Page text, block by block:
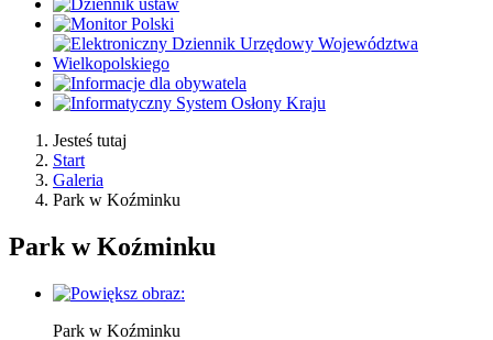
Jesteś tutaj
Start
Galeria
Park w Koźminku
Park w Koźminku
Park w Koźminku